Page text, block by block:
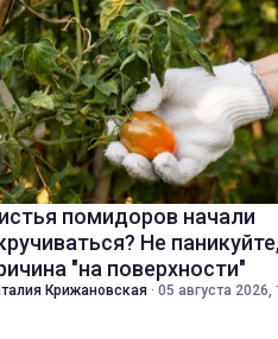
помидоров начали
Не
"на поверхности"
Крижановская · 05 августа 2026,